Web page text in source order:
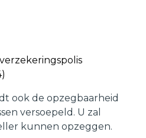
ook de opzegbaarheid
versoepeld. U zal
kunnen opzeggen.